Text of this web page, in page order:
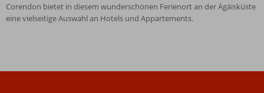
Corendon bietet in diesem wunderschönen Ferienort an der Ägäisküste
eine vielseitige Auswahl an Hotels und Appartements.